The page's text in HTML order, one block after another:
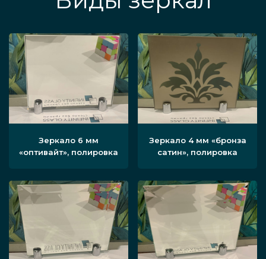
Зеркало 6 мм
«оптивайт», полировка
Зеркало 4 мм «бронза
сатин», полировка